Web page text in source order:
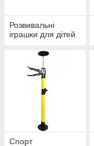
Розвивальні
іграшки для дітей
Спорт